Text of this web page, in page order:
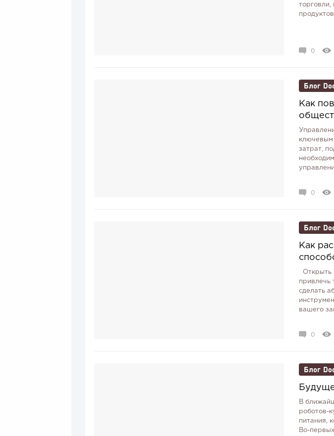
торговли,
0
Блог
Как
ключевым
затрат,
0
Блог
Как
Открыть
привлечь
сделать
вашего
0
Блог
В
роботов-
питания,
Во-